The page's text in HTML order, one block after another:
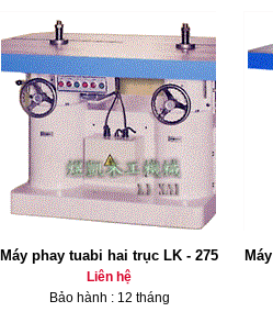
Máy phay tuabi hai trục LK - 275
Liên hệ
Bảo hành : 12 tháng